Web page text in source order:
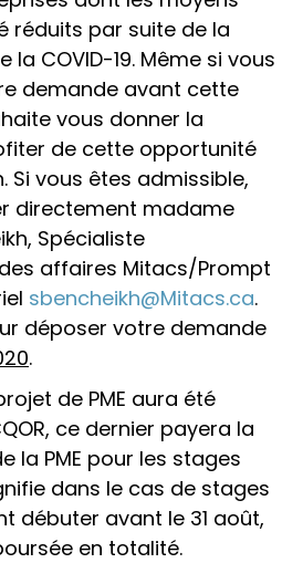
réduits par suite de la
la COVID-19. Même si vous
demande avant cette
vous donner la
de cette opportunité
Si vous êtes admissible,
directement madame
Spécialiste
affaires Mitacs/Prompt
sbencheikh@Mitacs.ca.
déposer votre demande
.
de PME aura été
ce dernier payera la
la PME pour les stages
dans le cas de stages
débuter avant le 31 août,
en totalité.